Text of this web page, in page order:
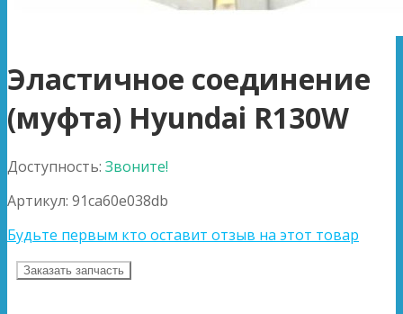
Эластичное соединение
(муфта) Hyundai R130W
Доступность: Звоните!
Артикул: 91ca60e038db
Будьте первым кто оставит отзыв на этот товар
Заказать запчасть